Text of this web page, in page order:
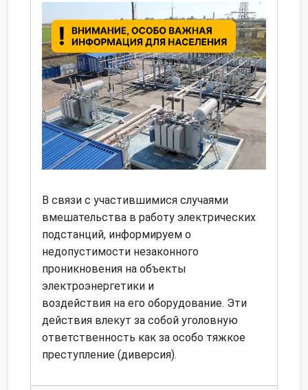
В связи с участившимися случаями
вмешательства в работу электрических
подстанций, информируем о
недопустимости незаконного
проникновения на объекты
электроэнергетики и
воздействия на его оборудование. Эти
действия влекут за собой уголовную
ответственность как за особо тяжкое
преступление (диверсия).